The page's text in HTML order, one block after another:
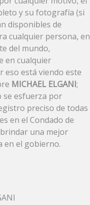
y su fotografía (si
disponibles de
cualquier persona, en
del mundo,
en cualquier
eso está viendo este
MICHAEL ELGANI;
se esfuerza por
preciso de todas
en el Condado de
una mejor
en el gobierno.